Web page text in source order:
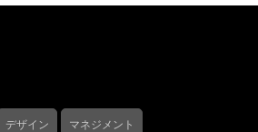
デザイン マネジメント